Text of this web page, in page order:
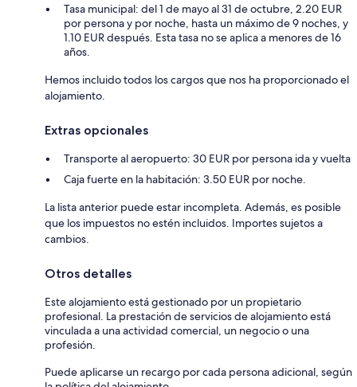
Tasa municipal: del 1 de mayo al 31 de octubre, 2.20 EUR
por persona y por noche, hasta un máximo de 9 noches, y
1.10 EUR después. Esta tasa no se aplica a menores de 16
años.
Hemos incluido todos los cargos que nos ha proporcionado el
alojamiento.
Extras opcionales
Transporte al aeropuerto: 30 EUR por persona ida y vuelta
Caja fuerte en la habitación: 3.50 EUR por noche.
La lista anterior puede estar incompleta. Además, es posible
que los impuestos no estén incluidos. Importes sujetos a
cambios.
Otros detalles
Este alojamiento está gestionado por un propietario
profesional. La prestación de servicios de alojamiento está
vinculada a una actividad comercial, un negocio o una
profesión.
Puede aplicarse un recargo por cada persona adicional, según